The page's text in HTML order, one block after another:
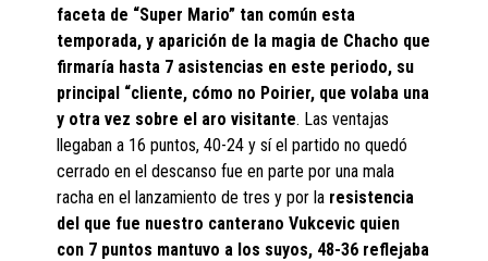
faceta de “Super Mario” tan común esta
temporada, y aparición de la magia de Chacho que
firmaría hasta 7 asistencias en este periodo, su
principal “cliente, cómo no Poirier, que volaba una
y otra vez sobre el aro visitante. Las ventajas
llegaban a 16 puntos, 40-24 y sí el partido no quedó
cerrado en el descanso fue en parte por una mala
racha en el lanzamiento de tres y por la resistencia
del que fue nuestro canterano Vukcevic quien
con 7 puntos mantuvo a los suyos, 48-36 reflejaba